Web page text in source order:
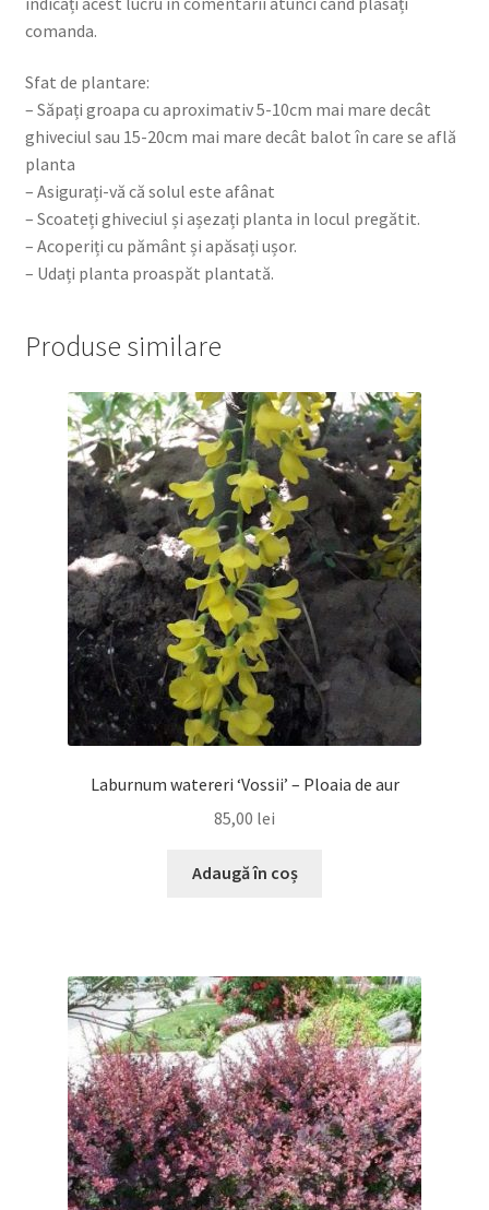
comanda.
Sfat de plantare:
– Săpați groapa cu aproximativ 5-10cm mai mare decât
ghiveciul sau 15-20cm mai mare decât balot în care se află
planta
– Asigurați-vă că solul este afânat
– Scoateți ghiveciul și așezați planta in locul pregătit.
– Acoperiți cu pământ și apăsați ușor.
– Udați planta proaspăt plantată.
Produse similare
Laburnum watereri ‘Vossii’ – Ploaia de aur
85,00 lei
Adaugă în coș